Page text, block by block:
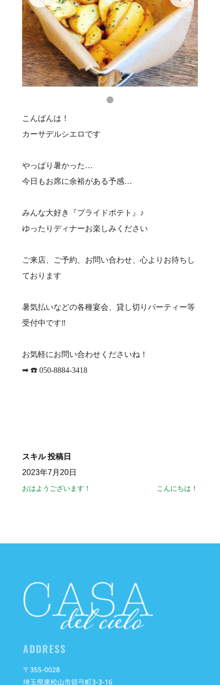
こんばんは！
カーサデルシエロです
やっぱり暑かった…
今日もお席に余裕がある予感…
みんな大好き『プライドポテト』♪
ゆったりディナーお楽しみください
ご来店、ご予約、お問い合わせ、心よりお待ちし
ております
暑気払いなどの各種宴会、貸し切りパーティー等
受付中です‼️
お気軽にお問い合わせくださいね！
➡︎ ☎️ 050-8884-3418
スキル 投稿日
2023年7月20日
おはようございます！ こんにちは！
ADDRESS
〒355-0028
埼玉県東松山市箭弓町3-3-16